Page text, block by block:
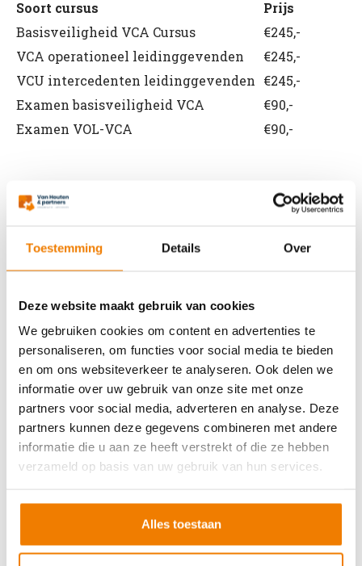
Toestemming Details Over
Deze website maakt gebruik van cookies
We gebruiken cookies om content en advertenties te
personaliseren, om functies voor social media te bieden
en om ons websiteverkeer te analyseren. Ook delen we
informatie over uw gebruik van onze site met onze
partners voor social media, adverteren en analyse. Deze
partners kunnen deze gegevens combineren met andere
informatie die u aan ze heeft verstrekt of die ze hebben
verzameld op basis van uw gebruik van hun services.
Alles toestaan
Soort cursus
Prijs
Basisveiligheid VCA Cursus
€245,-
VCA operationeel leidinggevenden
€245,-
VCU intercedenten leidinggevenden €245,-
Examen basisveiligheid VCA
€90,-
Examen VOL-VCA
€90,-
BHV basisopleiding
v.a. €245,-
BHV herhaling
Arbo en Veiligheid
Prijs
Werken met vorkhef- en reachtruck
v.a. €250,-
Werken met een hoogwerker
v.a. €250,-
Veilig aanslaan van lasten
v.a. €250,-
Veilig werken langs de weg
v.a. €250,-
VCA andere taal